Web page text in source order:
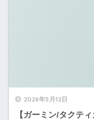
2026年5月12日
【ガーミン/タクテ